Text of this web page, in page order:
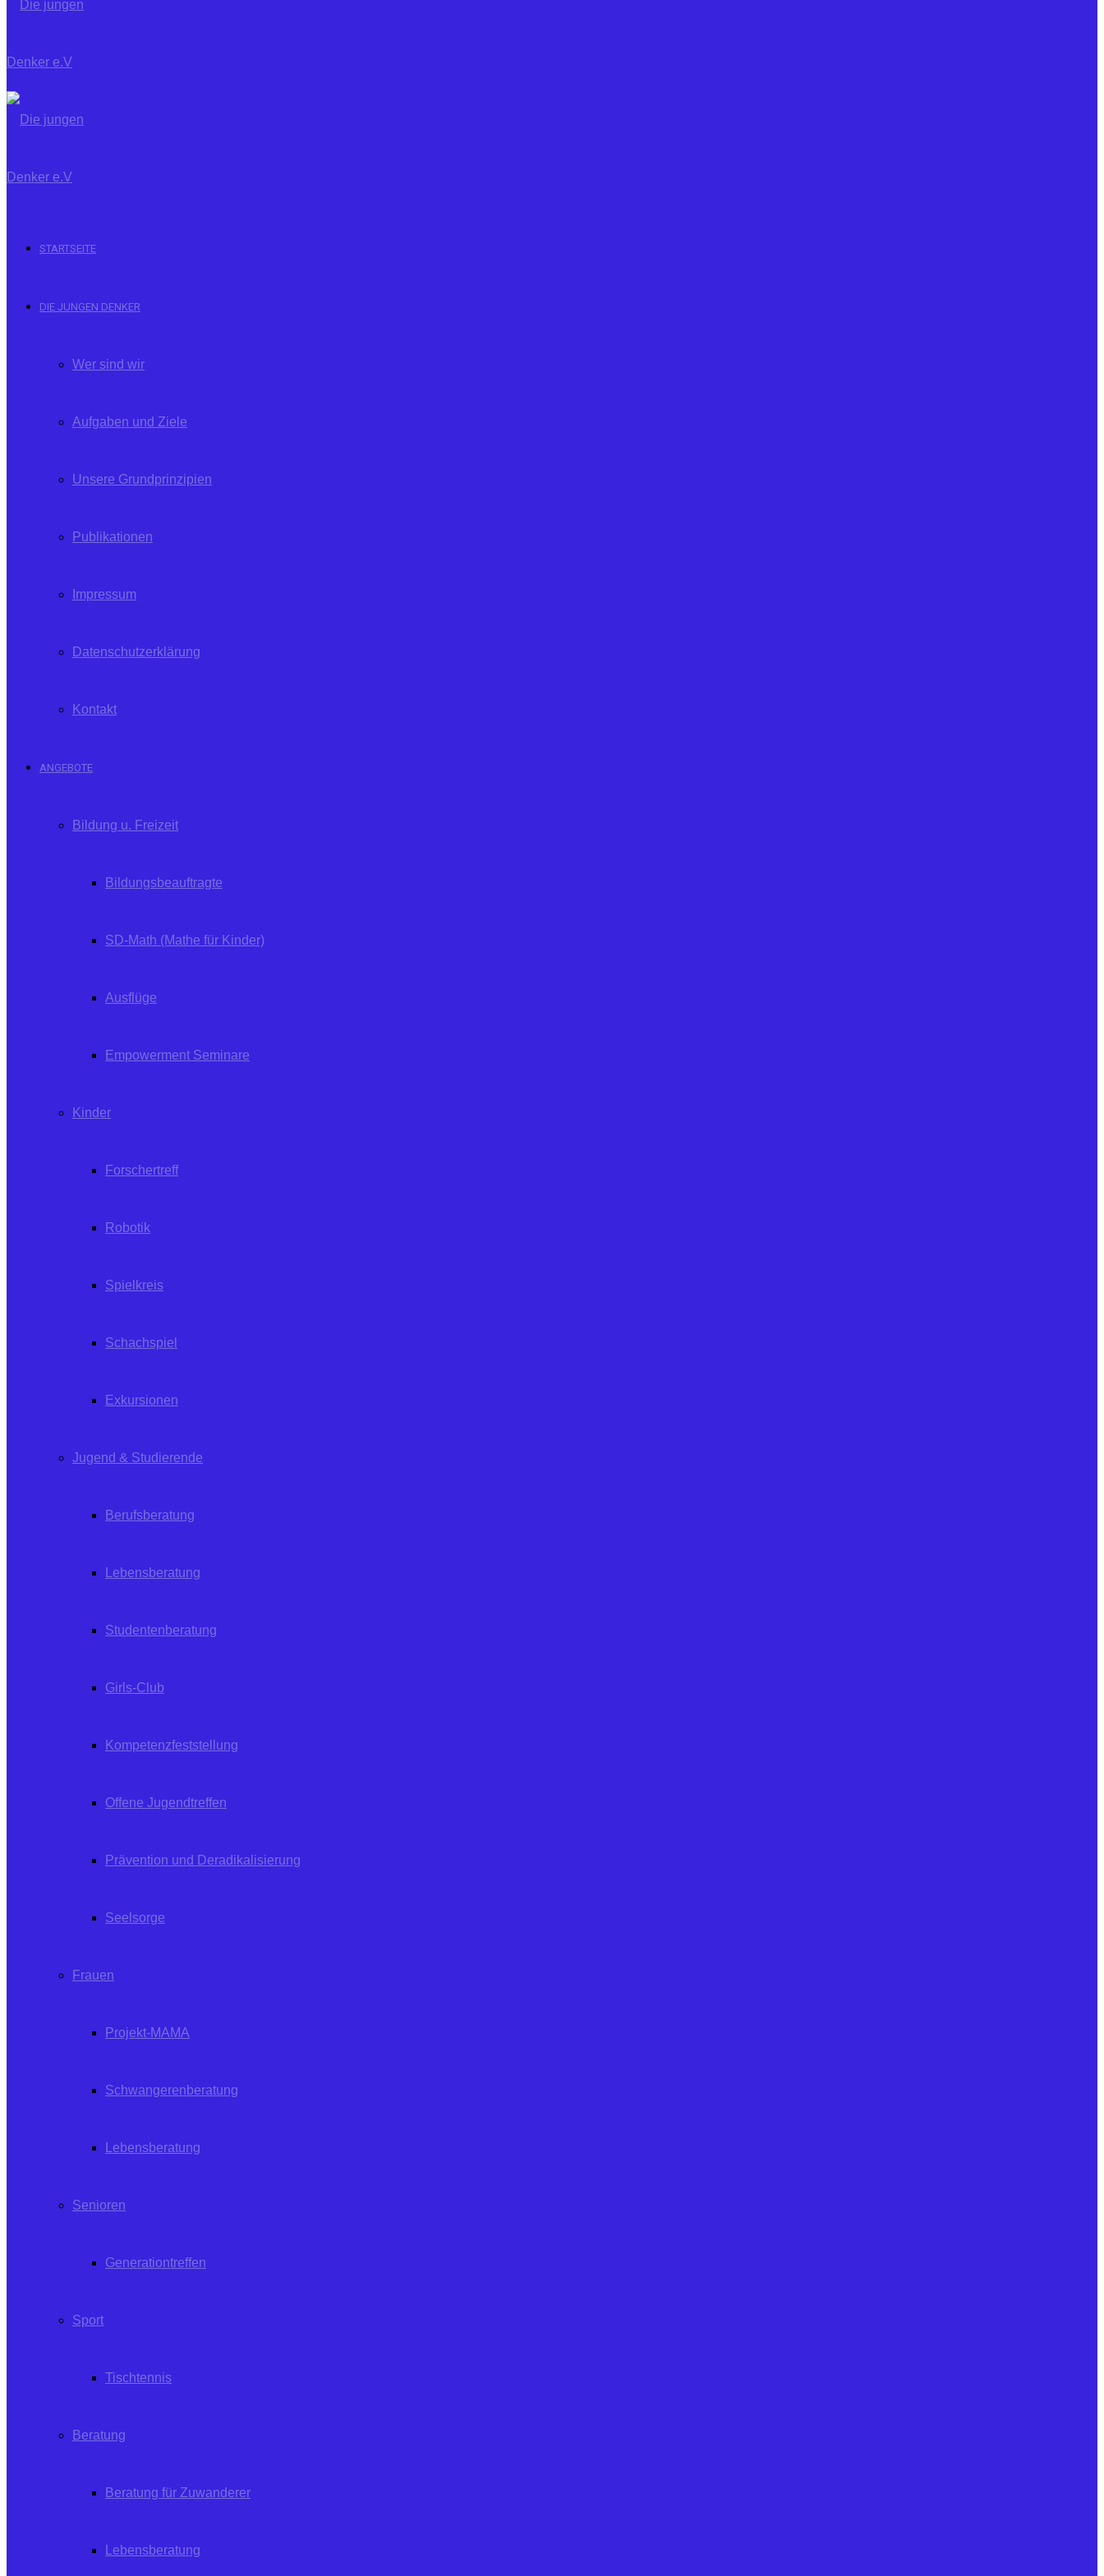
STARTSEITE
DIE JUNGEN DENKER
Wer sind wir
Aufgaben und Ziele
Unsere Grundprinzipien
Publikationen
Impressum
Datenschutzerklärung
Kontakt
ANGEBOTE
Bildung u. Freizeit
Bildungsbeauftragte
SD-Math (Mathe für Kinder)
Ausflüge
Empowerment Seminare
Kinder
Forschertreff
Robotik
Spielkreis
Schachspiel
Exkursionen
Jugend & Studierende
Berufsberatung
Lebensberatung
Studentenberatung
Girls-Club
Kompetenzfeststellung
Offene Jugendtreffen
Prävention und Deradikalisierung
Seelsorge
Frauen
Projekt-MAMA
Schwangerenberatung
Lebensberatung
Senioren
Generationtreffen
Sport
Tischtennis
Beratung
Beratung für Zuwanderer
Lebensberatung